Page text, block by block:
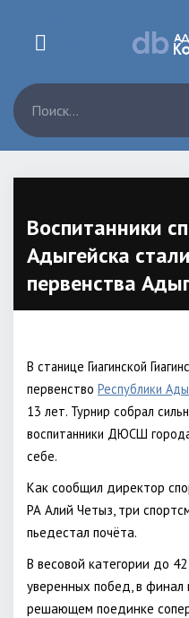
Воспитанники
Адыгейска
первенства
В станице Гиагинской
первенство Республики
13 лет. Турнир собрал
воспитанники ДЮСШ
себе.
Как сообщил директор
РА Алий Четыз, три
пьедестал почёта.
В весовой категории до
уверенных побед, в финал
решающем поединке